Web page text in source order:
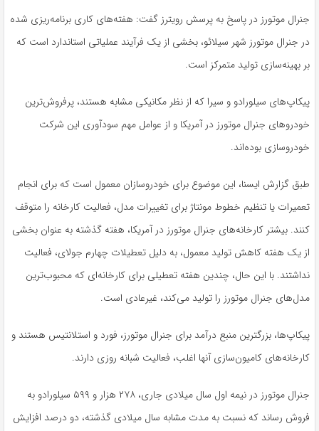
جنرال موتورز در پاسخ به پرسش رویترز گفت: هفته‌های کاری برنامه‌ریزی‌ شده
در جنرال موتورز شهر سیلائو، بخشی از یک فرآیند عملیاتی استاندارد است که
بر بهینه‌سازی تولید متمرکز است.
پیکاپ‌های سیلورادو و سیرا که از نظر مکانیکی مشابه هستند، پرفروش‌ترین
خودروهای جنرال موتورز در آمریکا و از عوامل مهم سودآوری این شرکت
خودروسازی بوده‌اند.
طبق گزارش ایسنا، این موضوع برای خودروسازان معمول است که برای انجام
تعمیرات یا تنظیم خطوط مونتاژ برای تغییرات مدل، فعالیت کارخانه را متوقف
کنند. بیشتر کارخانه‌های جنرال موتورز در آمریکا، هفته گذشته به عنوان بخشی
از یک هفته کاهش تولید معمول، به دلیل تعطیلات چهارم جولای، فعالیت
نداشتند. با این حال، چندین هفته تعطیلی برای کارخانه‌ای که محبوب‌ترین
مدل‌های جنرال موتورز را تولید می‌کند، غیرعادی است.
پیکاپ‌ها، بزرگترین منبع درآمد برای جنرال موتورز، فورد و استلانتیس هستند و
کارخانه‌های کامیون‌سازی آنها اغلب، فعالیت شبانه روزی دارند.
جنرال موتورز در نیمه اول سال میلادی جاری، ۲۷۸ هزار و ۵۹۹ سیلورادو به
فروش رساند که نسبت به مدت مشابه سال میلادی گذشته، دو درصد افزایش